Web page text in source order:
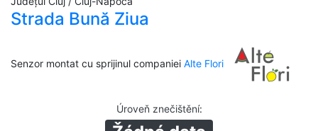
Strada Bună Ziua
Senzor montat cu sprijinul companiei Alte Flori
Úroveň znečištění: